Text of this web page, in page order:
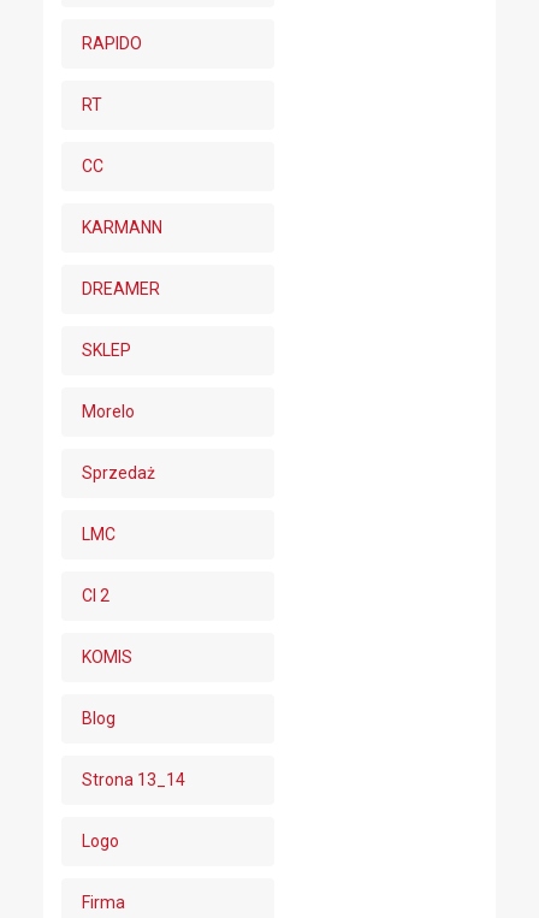
RAPIDO
RT
CC
KARMANN
DREAMER
SKLEP
Morelo
Sprzedaż
LMC
CI 2
KOMIS
Blog
Strona 13_14
Logo
Firma